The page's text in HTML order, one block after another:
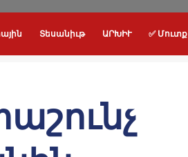
Տեսանիւթ ԱՐԽԻՒ ✅ Մուտք